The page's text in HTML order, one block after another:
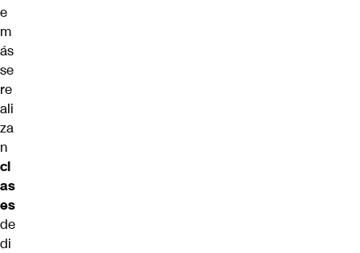
e
m
ás
se
re
ali
za
n
cl
as
es
de
di